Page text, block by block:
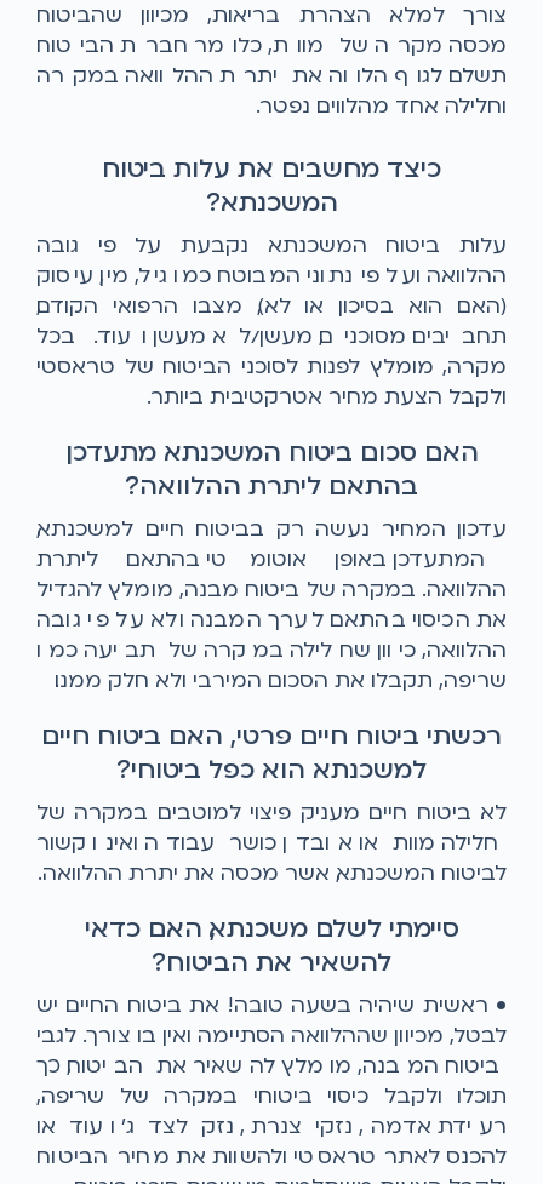
צורך למלא הצהרת בריאות, מכיוון שהביטוח
מכסה מקרה של מוות, כלומר חברת הביטוח
תשלם לגוף הלווה את יתרת ההלוואה במקרה
וחלילה אחד מהלווים נפטר.
כיצד מחשבים את עלות ביטוח
המשכנתא?
עלות ביטוח המשכנתא נקבעת על פי גובה
ההלוואה ועל פי נתוני המבוטח כמו גיל, מין, עיסוק
(האם הוא בסיכון או לא), מצבו הרפואי הקודם,
תחביבים מסוכנים, מעשן/לא מעשן ועוד. בכל
מקרה, מומלץ לפנות לסוכני הביטוח של טראסטי
ולקבל הצעת מחיר אטרקטיבית ביותר.
האם סכום ביטוח המשכנתא מתעדכן
בהתאם ליתרת ההלוואה?
עדכון המחיר נעשה רק בביטוח חיים למשכנתא,
המתעדכן באופן אוטומטי בהתאם ליתרת
ההלוואה. במקרה של ביטוח מבנה, מומלץ להגדיל
את הכיסוי בהתאם לערך המבנה ולא על פי גובה
ההלוואה, כיוון שחלילה במקרה של תביעה כמו
שריפה, תקבלו את הסכום המירבי ולא חלק ממנו.
רכשתי ביטוח חיים פרטי, האם ביטוח חיים
למשכנתא הוא כפל ביטוחי?
לא. ביטוח חיים מעניק פיצוי למוטבים במקרה של
חלילה מוות או אובדן כושר עבודה ואינו קשור
לביטוח המשכנתא, אשר מכסה את יתרת ההלוואה.
סיימתי לשלם משכנתא, האם כדאי
להשאיר את הביטוח?
• ראשית שיהיה בשעה טובה! את ביטוח החיים יש
לבטל, מכיוון שההלוואה הסתיימה ואין בו צורך. לגבי
ביטוח המבנה, מומלץ להשאיר את הביטוח, כך
תוכלו ולקבל כיסוי ביטוחי במקרה של שריפה,
רעידת אדמה, נזקי צנרת, נזק לצד ג' ועוד או
להכנס לאתר טראסטי ולהשוות את מחיר הביטוח